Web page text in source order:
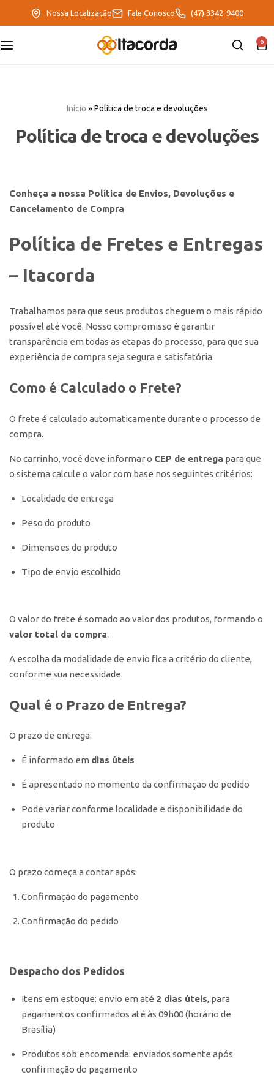
Nossa Localização Fale Conosco (47) 3342-9400
0
Início »Política de troca e devoluções
Política de troca e devoluções
Conheça a nossa Política de Envios, Devoluções e
Cancelamento de Compra
Política de Fretes e Entregas
– Itacorda
Trabalhamos para que seus produtos cheguem o mais rápido
possível até você. Nosso compromisso é garantir
transparência em todas as etapas do processo, para que sua
experiência de compra seja segura e satisfatória.
Como é Calculado o Frete?
O frete é calculado automaticamente durante o processo de
compra.
No carrinho, você deve informar o CEP de entrega para que
o sistema calcule o valor com base nos seguintes critérios:
Localidade de entrega
Peso do produto
Dimensões do produto
Tipo de envio escolhido
O valor do frete é somado ao valor dos produtos, formando o
valor total da compra.
A escolha da modalidade de envio fica a critério do cliente,
conforme sua necessidade.
Qual é o Prazo de Entrega?
O prazo de entrega:
É informado em dias úteis
É apresentado no momento da confirmação do pedido
Pode variar conforme localidade e disponibilidade do
produto
O prazo começa a contar após:
Confirmação do pagamento
Confirmação do pedido
Despacho dos Pedidos
Itens em estoque: envio em até 2 dias úteis, para
pagamentos confirmados até às 09h00 (horário de
Brasília)
Produtos sob encomenda: enviados somente após
confirmação do pagamento